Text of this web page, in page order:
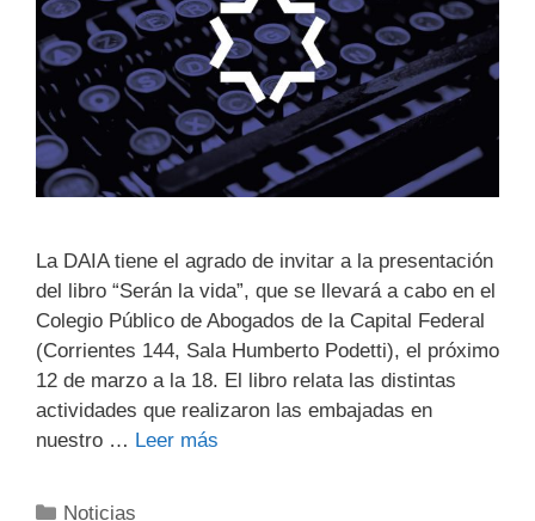
La DAIA tiene el agrado de invitar a la presentación
del libro “Serán la vida”, que se llevará a cabo en el
Colegio Público de Abogados de la Capital Federal
(Corrientes 144, Sala Humberto Podetti), el próximo
12 de marzo a la 18. El libro relata las distintas
actividades que realizaron las embajadas en
nuestro … Leer más
Noticias